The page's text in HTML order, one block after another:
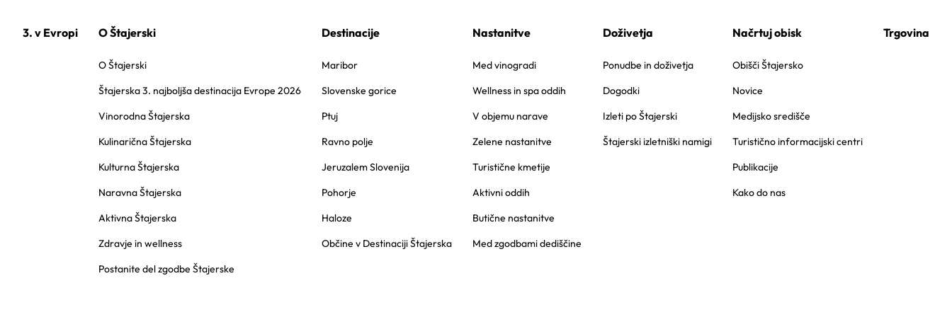
3. v Evropi O Štajerski
O Štajerski
Štajerska 3. najboljša destinacija Evrope 2026
Vinorodna Štajerska
Kulinarična Štajerska
Kulturna Štajerska
Naravna Štajerska
Aktivna Štajerska
Zdravje in wellness
Postanite del zgodbe Štajerske
Destinacije
Maribor
Slovenske gorice
Ptuj
Ravno polje
Jeruzalem Slovenija
Pohorje
Haloze
Občine v Destinaciji Štajerska
Nastanitve
Med vinogradi
Wellness in spa oddih
V objemu narave
Zelene nastanitve
Turistične kmetije
Aktivni oddih
Butične nastanitve
Med zgodbami dediščine
Doživetja
Ponudbe in doživetja
Dogodki
Izleti po Štajerski
Štajerski izletniški namigi
Načrtuj obisk
Obišči Štajersko
Novice
Medijsko središče
Turistično informacijski centri
Publikacije
Kako do nas
Trgovina